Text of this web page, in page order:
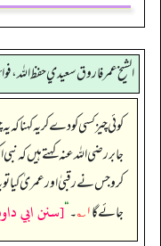
الشيخ عمر فاروق سعيدي حفظ الله،
کوئی چیز کسی کو دے کر یہ کہنا
جابر رضی اللہ عنہ کہتے ہیں کہ
کرو جس نے رقبیٰ اور عمریٰ کیا
جائے گا۱؎ ۔‏‏‏‏“[سنن ابي